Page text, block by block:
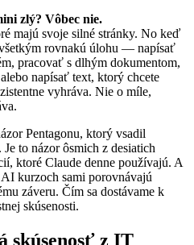
zlý? Vôbec nie.
majú svoje silné stránky. No keď
rovnakú úlohu — napísať
pracovať s dlhým dokumentom,
napísať text, ktorý chcete
vyhráva. Nie o míle,
Pentagonu, ktorý vsadil
to názor ôsmich z desiatich
ktoré Claude denne používajú. A
kurzoch sami porovnávajú
záveru. Čím sa dostávame k
skúsenosti.
skúsenosť z IT